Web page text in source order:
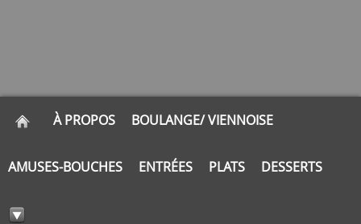
À PROPOS BOULANGE/ VIENNOISE
AMUSES-BOUCHES ENTRÉES PLATS DESSERTS